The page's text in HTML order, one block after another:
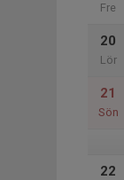
Fre
20
Lör
21
Sön
22